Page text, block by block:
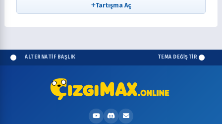
Tartışma Aç
ALTERNATİF BAŞLIK TEMA DEĞİŞTİR